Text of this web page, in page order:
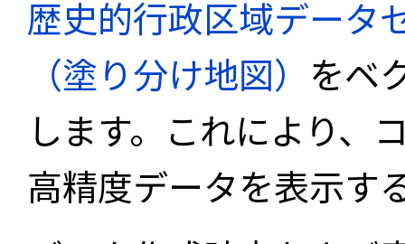
歴史的行政区域データ
（塗り分け地図） をベ
します。これにより、
高精度データを表示す